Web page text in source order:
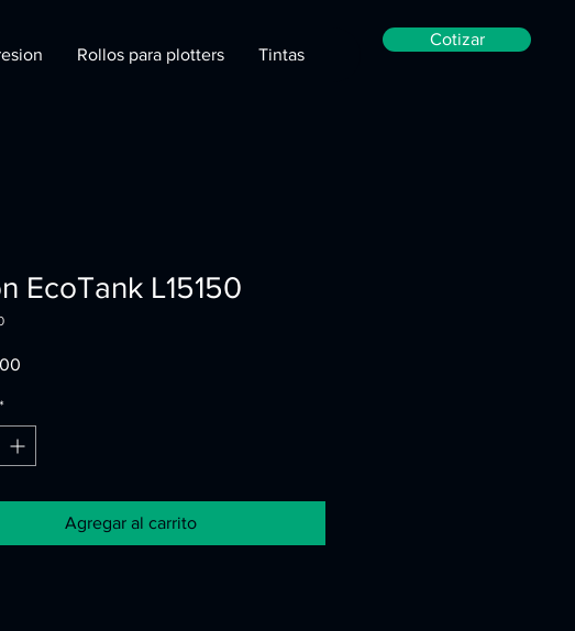
Rollos para plotters Tintas
Cotizar
EcoTank L15150
*
Agregar al carrito